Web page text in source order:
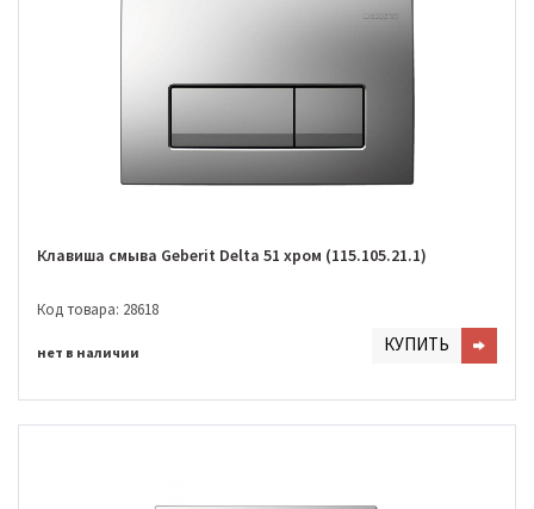
Клавиша смыва Geberit Delta 51 хром (115.105.21.1)
Код товара: 28618
нет в наличии КУПИТЬ